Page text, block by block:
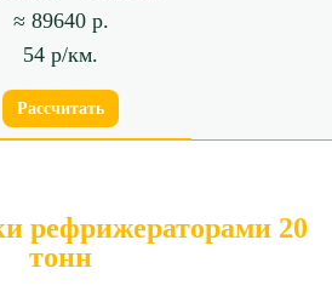
≈ 89640 р.
54 р/км.
Рассчитать
рефрижераторами 20
тонн